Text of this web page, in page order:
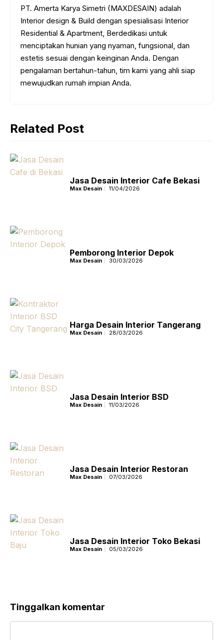
PT. Amerta Karya Simetri (MAXDESAIN) adalah
Interior design & Build dengan spesialisasi Interior
Residential & Apartment, Berdedikasi untuk
menciptakan hunian yang nyaman, fungsional, dan
estetis sesuai dengan keinginan Anda. Dengan
pengalaman bertahun-tahun, tim kami yang ahli siap
mewujudkan rumah impian Anda.
Related Post
Jasa Desain Interior Cafe Bekasi
Max Desain 11/04/2026
Pemborong Interior Depok
Max Desain 30/03/2026
Harga Desain Interior Tangerang
Max Desain 28/03/2026
Jasa Desain Interior BSD
Max Desain 11/03/2026
Jasa Desain Interior Restoran
Max Desain 07/03/2026
Jasa Desain Interior Toko Bekasi
Max Desain 05/03/2026
Tinggalkan komentar